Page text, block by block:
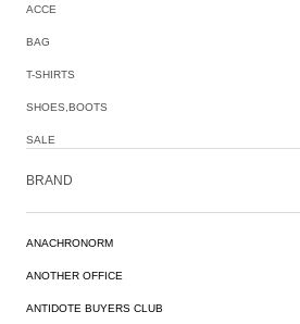
ACCE
BAG
T-SHIRTS
SHOES,BOOTS
SALE
BRAND
ANACHRONORM
ANOTHER OFFICE
ANTIDOTE BUYERS CLUB